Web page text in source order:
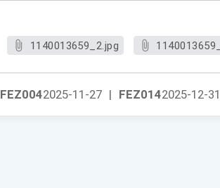
1140013659_2.jpg
FEZ0142025-12-31
FEZ0042025-11-27 |